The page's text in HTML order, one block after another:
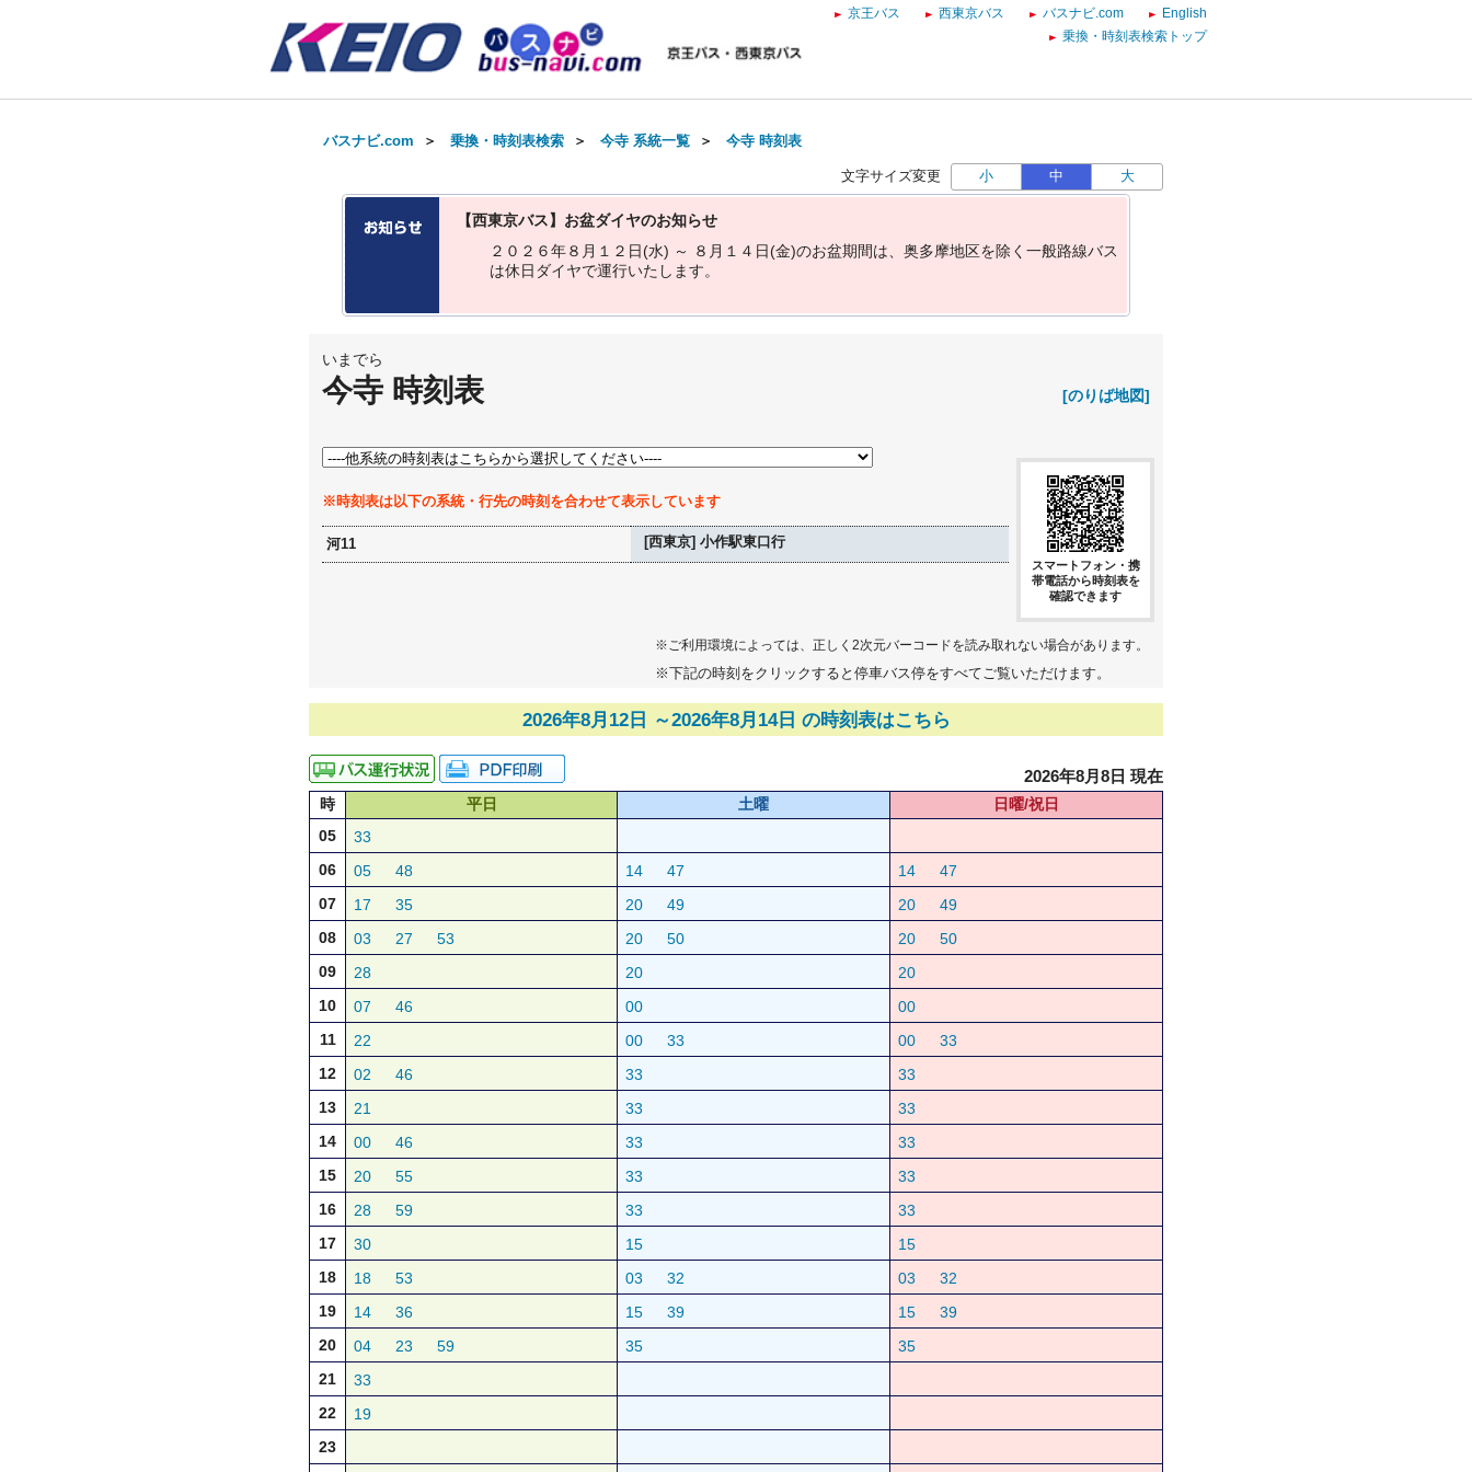
京王バス 西東京バス バスナビ.com
English
乗換・時刻表検索トップ
バスナビ.com ＞ 乗換・時刻表検索 ＞ 今寺 系統一覧 ＞ 今寺 時刻表
文字サイズ変更 小 中 大
【西東京バス】お盆ダイヤのお知らせ
２ ０ ２ ６年８ 月 １ ２ 日(水) ～ ８ 月 １ ４ 日(金)のお盆期間は 奥多摩地区を除 く 一般路線バス
は休日 ダイヤで運行いた し ます。
いまでら
今寺 時刻表 [のりば地図]
※時刻表は以下の系統・行先の時刻を合わせて表示しています
河11 [西東京] 小作駅東口行
スマートフォン・携
帯電話から時刻表を
確認できます
※ご利用環境によっては、正しく2次元バーコードを読み取れない場合があります。
※下記の時刻をクリックすると停車バス停をすべてご覧いただけます。
2026年8月12日 ～2026年8月14日 の時刻表はこちら
2026年8月8日 現在
時 平日 土曜
日曜/祝日
05
33
06
05 48 14 47 14
47
07
17 35 20 49 20
49
08
03 27 53 20 50 20
50
09
28 20
20
10
07 46 00
00
11
22 00 33 00
33
12
02 46 33
33
13
21 33
33
14
00 46 33
33
15
20 55 33
33
16
28 59 33
33
17
30 15
15
18
18 53 03 32 03
32
19
14 36 15 39 15
39
20
04 23 59 35
35
21
33
22
19
23